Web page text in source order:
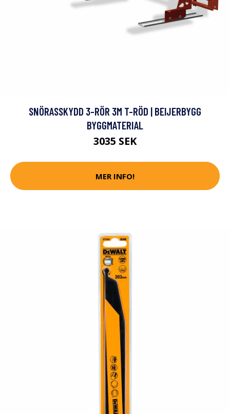
SNÖRASSKYDD 3-RÖR 3M T-RÖD | BEIJERBYGG
BYGGMATERIAL
3035 SEK
MER INFO!